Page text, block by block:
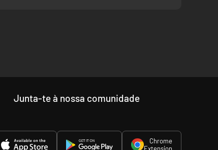
Junta-te à nossa comunidade
Chrome